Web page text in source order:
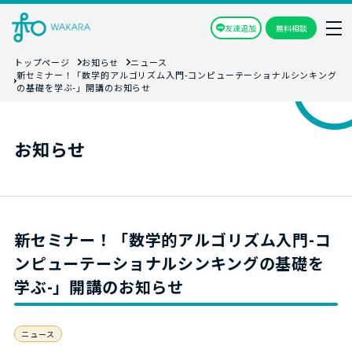
友達追加 無料相談
トップページ お知らせ
ニュース
新セミナー！「数学的アルゴリズム入門-コンピューテーショナルシンキング
の基礎を学ぶ-」開講のお知らせ
お知らせ
新セミナー！「数学的アルゴリズム入門-コ
ンピューテーショナルシンキングの基礎を
学ぶ-」開講のお知らせ
ニュース